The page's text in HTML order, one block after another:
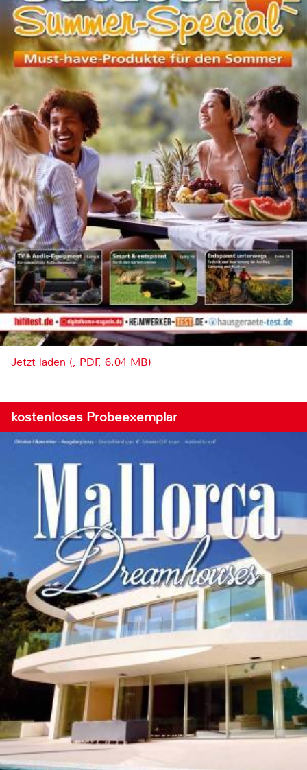
Jetzt laden (, PDF, 6.04 MB)
kostenloses Probeexemplar